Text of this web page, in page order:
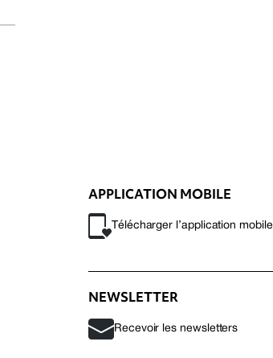
APPLICATION MOBILE
Télécharger l’application mobile
NEWSLETTER
Recevoir les newsletters